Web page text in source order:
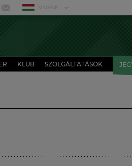
MAGYAR
KLUB SZOLGÁLTATÁSOK